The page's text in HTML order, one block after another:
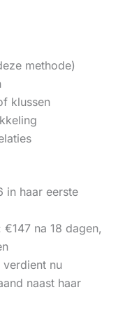
methode)
klussen
in haar eerste
€147 na 18 dagen,
verdient nu
naast haar